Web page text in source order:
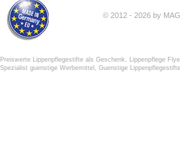
© 2012 - 2026 by
Preiswerte Lippenpflegestifte als Geschenk , Lippenpflege
Spezialist guenstige Werbemittel , Guenstige